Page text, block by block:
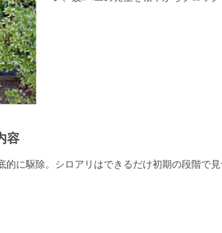
容
に駆除。シロアリはできるだけ初期の段階で